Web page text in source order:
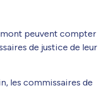
peuvent compter
de justice de leur
les commissaires de